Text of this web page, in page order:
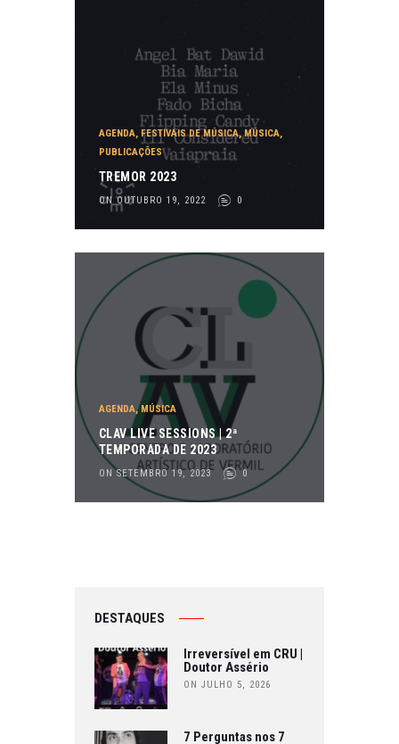
AGENDA, FESTIVAIS DE MÚSICA,MÚSICA,
PUBLICAÇÕES
TREMOR 2023
ON OUTUBRO 19, 2022 0
AGENDA, MÚSICA
CLAV LIVE SESSIONS | 2ª
TEMPORADA DE 2023
ON SETEMBRO 19, 2023 0
DESTAQUES
Irreversível em CRU |
Doutor Assério
ON JULHO 5, 2026
7 Perguntas nos 7